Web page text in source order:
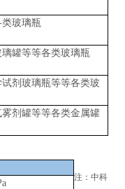
玻璃瓶
璃罐等等各类玻璃瓶
剂玻璃瓶等等各类玻
剂罐等等各类金属罐
注： 中科